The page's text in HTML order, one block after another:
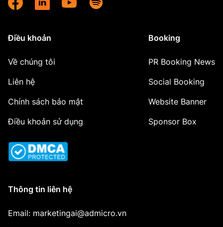
Điều khoản
Về chúng tôi
Liên hệ
Chính sách bảo mật
Điều khoản sử dụng
Booking
PR Booking News
Social Booking
Website Banner
Sponsor Box
Thông tin liên hệ
Email: marketingai@admicro.vn